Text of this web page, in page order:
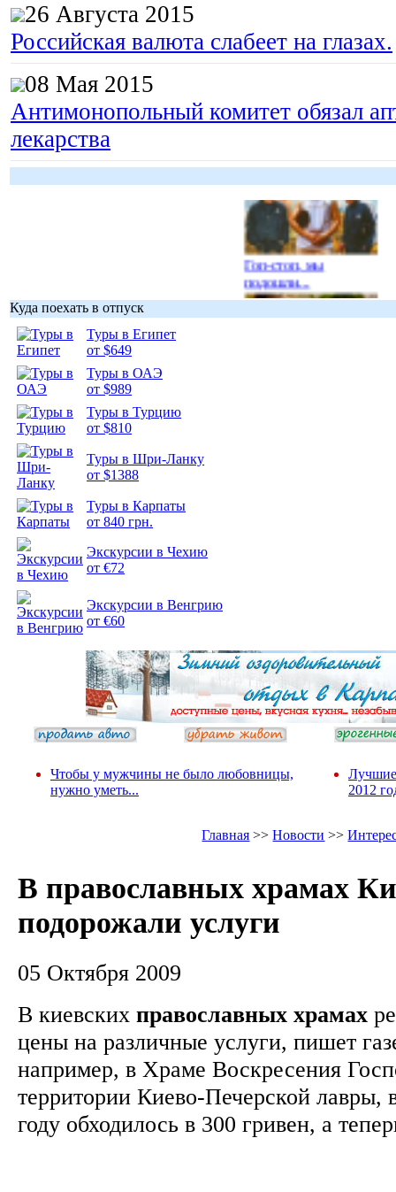
26 Августа 2015
Российская валюта слабеет на глазах.
08 Мая 2015
Антимонопольный комитет обязал
лекарства
Гоп-стоп, мы
подошли...
Куда поехать в отпуск
Туры в Египет
от $649
Туры в ОАЭ
от $989
Туры в Турцию
от $810
Туры в Шри-Ланку
от $1388
Туры в Карпаты
от 840 грн.
Экскурсии в Чехию
от €72
Экскурсии в Венгрию
от €60
Чтобы у мужчины не было любовницы,
нужно уметь...
Лучшие
2012
Главная >>Новости >>
В православных храмах
подорожали услуги
05 Октября 2009
В киевских православных храмах
цены на различные услуги, пишет
например, в Храме Воскресения
территории Киево-Печерской лавры,
году обходилось в 300 гривен, а